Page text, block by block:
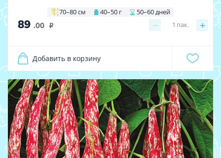
70–80 см 40–50 г 50–60 дней
89 .00 i − +
1 пак.
Добавить в корзину